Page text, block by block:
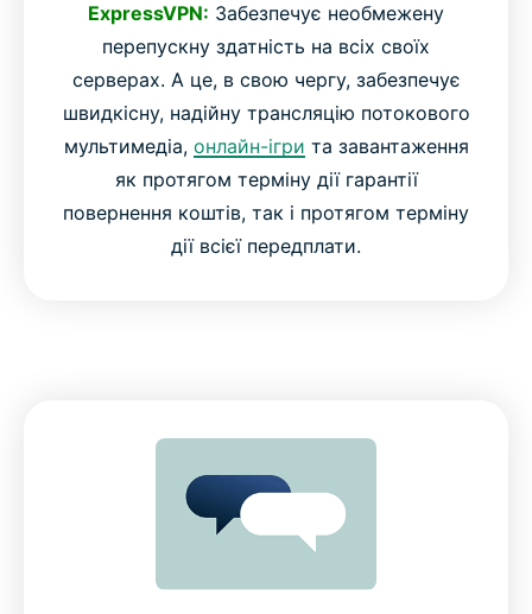
ExpressVPN: Забезпечує необмежену
перепускну здатність на всіх своїх
серверах. А це, в свою чергу, забезпечує
швидкісну, надійну трансляцію потокового
мультимедіа, онлайн-ігри та завантаження
як протягом терміну дії гарантії
повернення коштів, так і протягом терміну
дії всієї передплати.